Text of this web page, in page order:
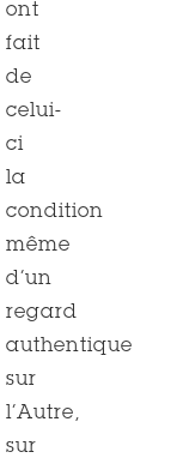
ont
fait
de
celui-
ci
la
condition
même
d’un
regard
authentique
sur
l’Autre,
sur